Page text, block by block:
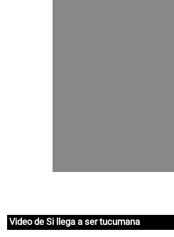
Video de Si llega a ser tucumana